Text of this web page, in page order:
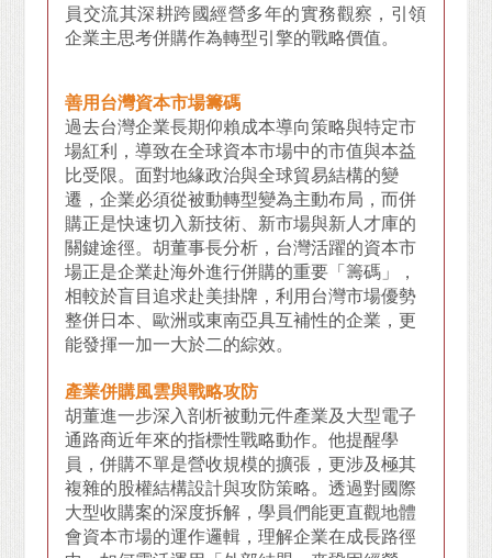
員交流其深耕跨國經營多年的實務觀察，引領
企業主思考併購作為轉型引擎的戰略價值。
善用台灣資本市場籌碼
過去台灣企業長期仰賴成本導向策略與特定市
場紅利，導致在全球資本市場中的市值與本益
比受限。面對地緣政治與全球貿易結構的變
遷，企業必須從被動轉型變為主動布局，而併
購正是快速切入新技術、新市場與新人才庫的
關鍵途徑。胡董事長分析，台灣活躍的資本市
場正是企業赴海外進行併購的重要「籌碼」，
相較於盲目追求赴美掛牌，利用台灣市場優勢
整併日本、歐洲或東南亞具互補性的企業，更
能發揮一加一大於二的綜效。
產業併購風雲與戰略攻防
胡董進一步深入剖析被動元件產業及大型電子
通路商近年來的指標性戰略動作。他提醒學
員，併購不單是營收規模的擴張，更涉及極其
複雜的股權結構設計與攻防策略。透過對國際
大型收購案的深度拆解，學員們能更直觀地體
會資本市場的運作邏輯，理解企業在成長路徑